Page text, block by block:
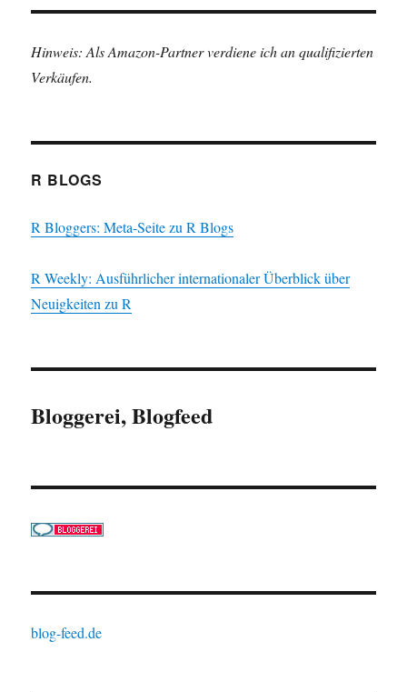
Hinweis: Als Amazon-Partner verdiene ich an qualifizierten
Verkäufen.
R BLOGS
R Bloggers: Meta-Seite zu R Blogs
R Weekly: Ausführlicher internationaler Überblick über
Neuigkeiten zu R
Bloggerei, Blogfeed
blog-feed.de